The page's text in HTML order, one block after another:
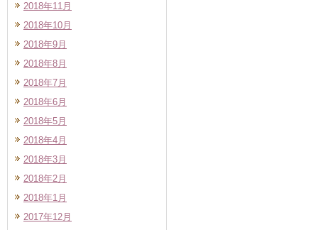
2018年11月
2018年10月
2018年9月
2018年8月
2018年7月
2018年6月
2018年5月
2018年4月
2018年3月
2018年2月
2018年1月
2017年12月